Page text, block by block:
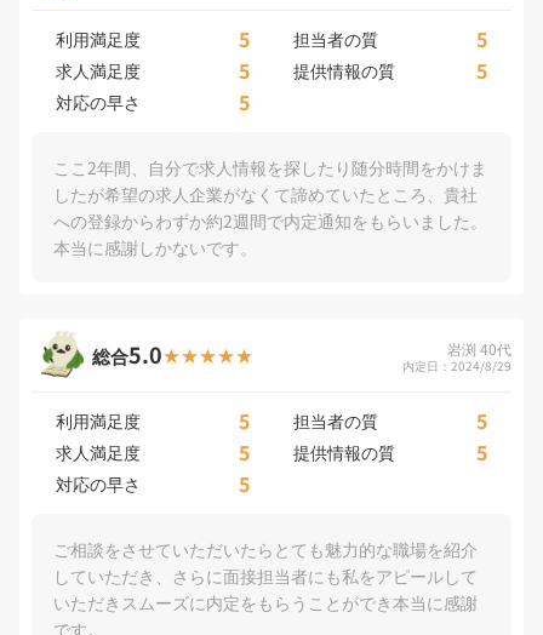
利用満足度 5 担当者の質 5
求人満足度 5 提供情報の質 5
対応の早さ 5
ここ2年間、自分で求人情報を探したり随分時間をかけま
したが希望の求人企業がなくて諦めていたところ、貴社
への登録からわずか約2週間で内定通知をもらいました。
本当に感謝しかないです。
総合5.0 岩渕 40代
内定日：2024/8/29
利用満足度 5 担当者の質 5
求人満足度 5 提供情報の質 5
対応の早さ 5
ご相談をさせていただいたらとても魅力的な職場を紹介
していただき、さらに面接担当者にも私をアピールして
いただきスムーズに内定をもらうことができ本当に感謝
です。